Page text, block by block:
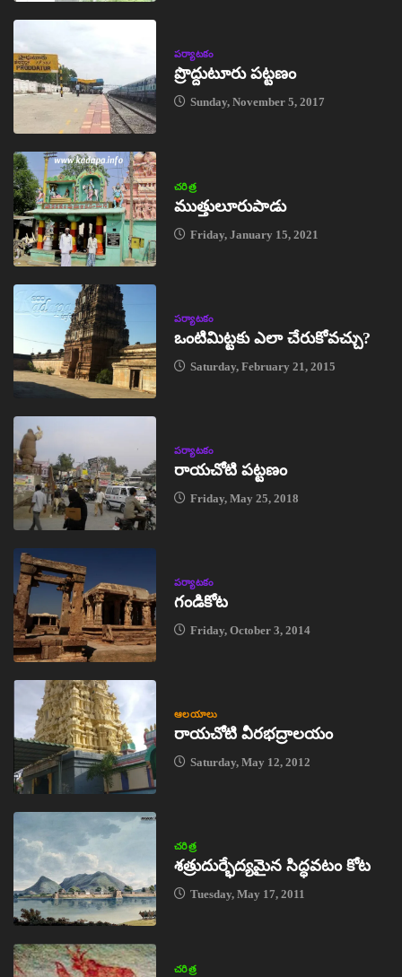
పర్యాటకం
ప్రొద్దుటూరు పట్టణం
Sunday, November 5, 2017
చరిత్ర
ముత్తులూరుపాడు
Friday, January 15, 2021
పర్యాటకం
ఒంటిమిట్టకు ఎలా చేరుకోవచ్చు?
Saturday, February 21, 2015
పర్యాటకం
రాయచోటి పట్టణం
Friday, May 25, 2018
పర్యాటకం
గండికోట
Friday, October 3, 2014
ఆలయాలు
రాయచోటి వీరభద్రాలయం
Saturday, May 12, 2012
చరిత్ర
శత్రుదుర్భేద్యమైన సిద్ధవటం కోట
Tuesday, May 17, 2011
చరిత్ర